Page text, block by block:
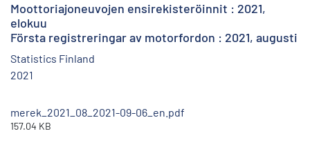
Moottoriajoneuvojen ensirekisteröinnit : 2021,
elokuu
Första registreringar av motorfordon : 2021, augusti
Statistics Finland
2021
merek_2021_08_2021-09-06_en.pdf
157.04 KB